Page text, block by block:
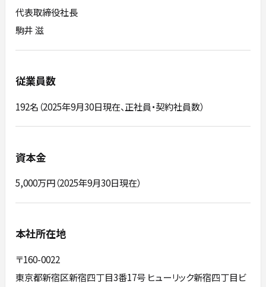
代表取締役社長
駒井 滋
従業員数
192名（2025年9月30日現在、正社員・契約社員数）
資本金
5,000万円（2025年9月30日現在）
本社所在地
〒160-0022
東京都新宿区新宿四丁目3番17号 ヒューリック新宿四丁目ビ